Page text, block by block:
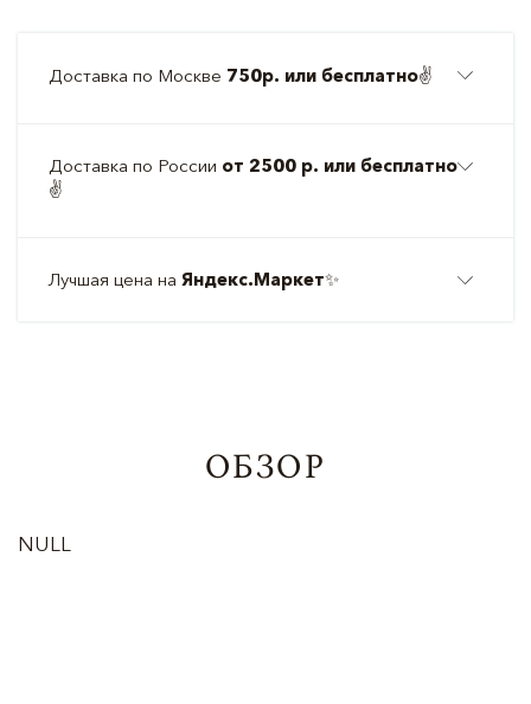
Доставка по Москве 750р. или бесплатно✌️
Доставка по России от 2500 р. или бесплатно
✌️
Лучшая цена на Яндекс.Маркет✨
ОБЗОР
NULL